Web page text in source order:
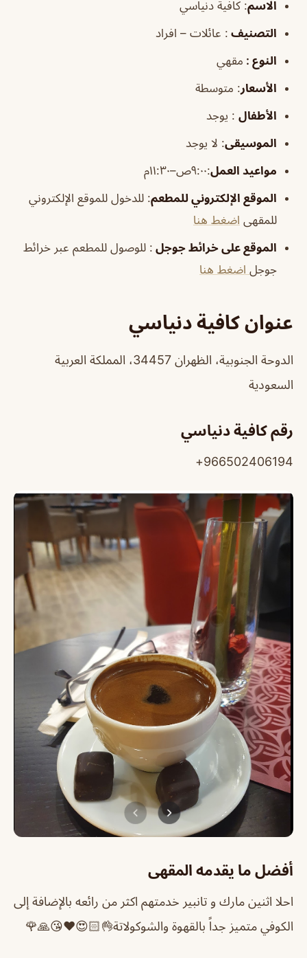
الاسم: كافية دنياسي
التصنيف : عائلات – افراد
النوع : مقهي
الأسعار: متوسطة
الأطفال : يوجد
الموسيقى: لا يوجد
مواعيد العمل:٩:٠٠ص–١١:٣٠م
الموقع الإلكتروني للمطعم: للدخول للموقع الإلكتروني
للمقهى اضغط هنا
الموقع على خرائط جوجل : للوصول للمطعم عبر خرائط
جوجل اضغط هنا
عنوان كافية دنياسي
الدوحة الجنوبية، الظهران 34457، المملكة العربية
السعودية
رقم كافية دنياسي
966502406194+
أفضل ما يقدمه المقهى
احلا اثنين مارك و تانبير خدمتهم اكثر من رائعه بالإضافة إلى
الكوفي متميز جداً بالقهوة والشوكولاتة👌🏻😍❤️😘🙏🌹